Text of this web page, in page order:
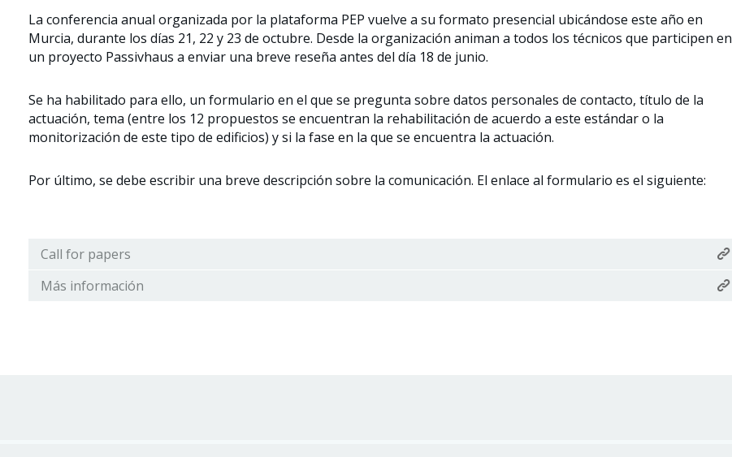
La conferencia anual organizada por la plataforma PEP vuelve a su formato presencial ubicándose este año en
Murcia, durante los días 21, 22 y 23 de octubre. Desde la organización animan a todos los técnicos que participen en
un proyecto Passivhaus a enviar una breve reseña antes del día 18 de junio.
Se ha habilitado para ello, un formulario en el que se pregunta sobre datos personales de contacto, título de la
actuación, tema (entre los 12 propuestos se encuentran la rehabilitación de acuerdo a este estándar o la
monitorización de este tipo de edificios) y si la fase en la que se encuentra la actuación.
Por último, se debe escribir una breve descripción sobre la comunicación. El enlace al formulario es el siguiente:
Call for papers
Más información